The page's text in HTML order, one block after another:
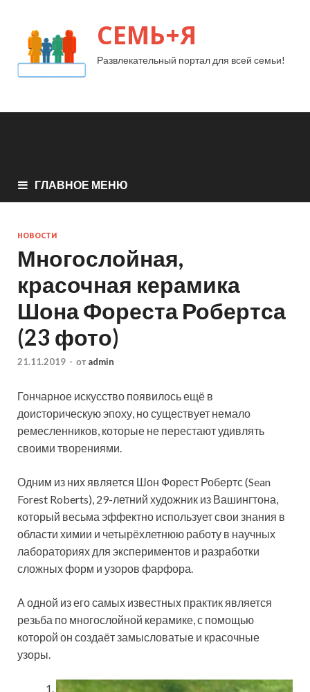
СЕМЬ+Я
Развлекательный портал для всей семьи!
ГЛАВНОЕ МЕНЮ
НОВОСТИ
Многослойная,
красочная керамика
Шона Фореста Робертса
(23 фото)
21.11.2019 - от admin
Гончарное искусство появилось ещё в
доисторическую эпоху, но существует немало
ремесленников, которые не перестают удивлять
своими творениями.
Одним из них является Шон Форест Робертс (Sean
Forest Roberts), 29-летний художник из Вашингтона,
который весьма эффектно используетсвои знания в
области химии и четырёхлетнюю работу в научных
лабораториях для экспериментов и разработки
сложных форм и узоров фарфора.
А одной из его самых известных практик является
резьба по многослойной керамике, с помощью
которой он создаёт замысловатые и красочные
узоры.